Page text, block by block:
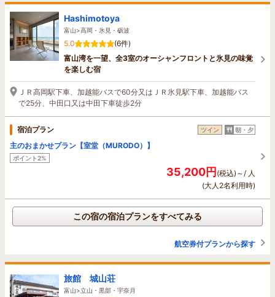
Hashimotoya
富山>高岡・氷見・砺波
5.0
(6件)
富山湾を一望、全3室のオーシャンフロントと氷見の味覚
を楽しむ宿
ＪＲ高岡駅下車、加越能バスで60分又はＪＲ氷見駅下車、加越能バス
で25分、中田口又は中田下車徒歩2分
宿泊プラン ツイン 朝・夕
主のおまかせプラン【室堂（MURODO）】
ポイント2%
35,200円(税込)～/ 人
(大人2名利用時)
この宿の宿泊プランをすべてみる
航空券付プランから探す
旅館 城山荘
富山>立山・黒部・宇奈月